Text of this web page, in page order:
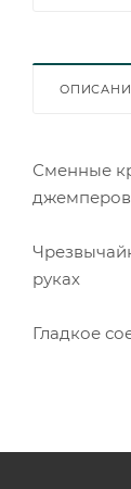
Сменные
джемперов
руках
Гладкое